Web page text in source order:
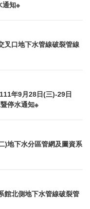
通知※
叉口地下水管線破裂管線
年9月28日(三)-29日
停水通知※
)地下水分區管網及圖資系
館北側地下水管線破裂管